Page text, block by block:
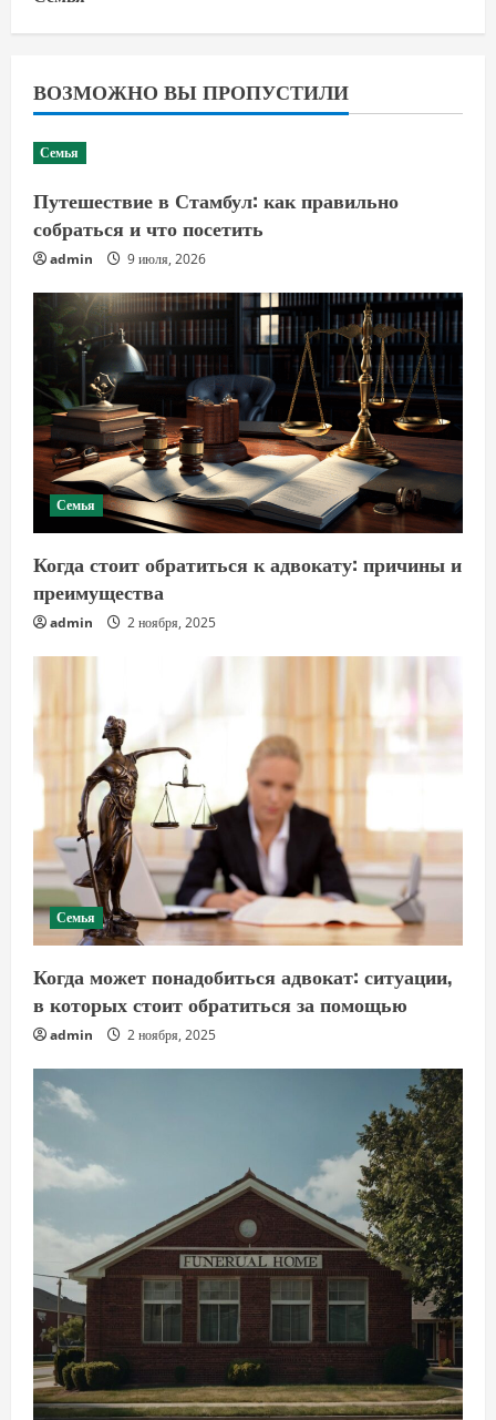
ВОЗМОЖНО ВЫ ПРОПУСТИЛИ
Семья
Путешествие в Стамбул: как правильно
собраться и что посетить
admin 9 июля, 2026
Семья
Когда стоит обратиться к адвокату: причины и
преимущества
admin 2 ноября, 2025
Семья
Когда может понадобиться адвокат: ситуации,
в которых стоит обратиться за помощью
admin 2 ноября, 2025